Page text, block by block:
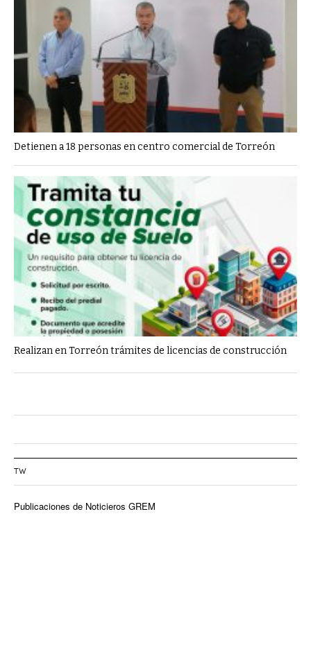
Detienen a 18 personas en centro comercial de Torreón
Realizan en Torreón trámites de licencias de construcción
TW
Publicaciones de Noticieros GREM